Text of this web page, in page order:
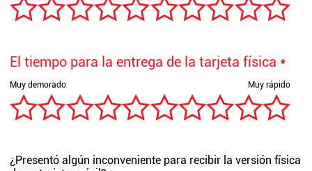
El tiempo para la entrega de la tarjeta física *
¿Presentó algún inconveniente para recibir la versión física